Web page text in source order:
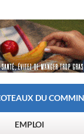
DU
EMPLOI